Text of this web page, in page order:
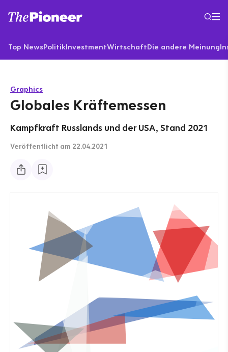
Top NewsPolitikInvestmentWirtschaftDie andere Meinung
Graphics
Globales Kräftemessen
Kampfkraft Russlands und der USA, Stand 2021
Veröffentlicht am 22.04.2021